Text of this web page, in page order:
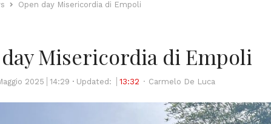
Open day Misericordia di Empoli
Misericordia di Empoli
2025 14:29 Updated: 13:32 Author
Carmelo De Luca